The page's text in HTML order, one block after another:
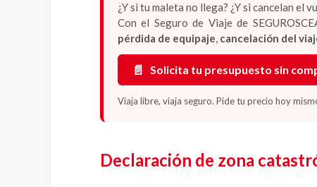
¿Y si tu maleta no llega? ¿Y si cancelan el
Con el Seguro de Viaje de
pérdida de equipaje, cancelación del
📄 Solicita tu presupuesto sin
Viaja libre, viaja seguro. Pide tu precio hoy
Declaración de zona